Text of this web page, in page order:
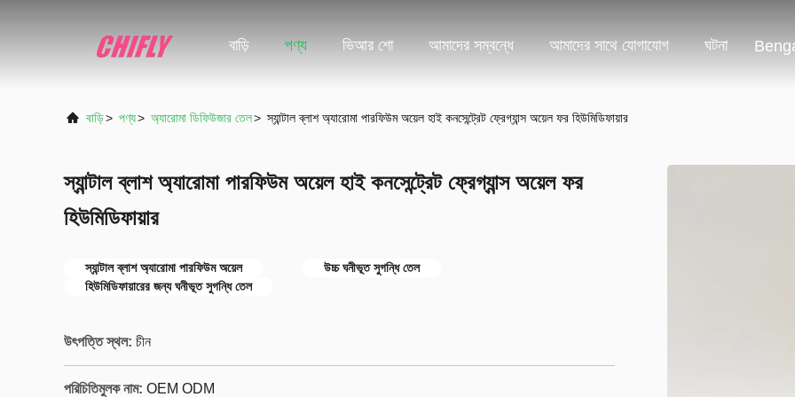
বাড়ি পণ্য ভিআর শো আমাদের সম্বন্ধে আমাদের সাথে যোগাযোগ ঘটনা
বাড়ি> পণ্য> অ্যারোমা ডিফিউজার তেল> স্যান্টাল ব্লাশ অ্যারোমা পারফিউম অয়েল হাই কনসেন্ট্রেট ফ্রেগ্যান্স অয়েল ফর হিউমিডিফায়ার
স্যান্টাল ব্লাশ অ্যারোমা পারফিউম অয়েল হাই কনসেন্ট্রেট ফ্রেগ্যান্স অয়েল ফর
হিউমিডিফায়ার
স্যান্টাল ব্লাশ অ্যারোমা পারফিউম অয়েল
উচ্চ ঘনীভূত সুগন্ধি তেল
হিউমিডিফায়ারের জন্য ঘনীভূত সুগন্ধি তেল
উৎপত্তি স্থল: চীন
পরিচিতিমুলক নাম: OEM ODM